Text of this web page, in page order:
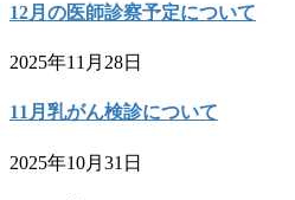
12月の医師診察予定について
2025年11月28日
11月乳がん検診について
2025年10月31日